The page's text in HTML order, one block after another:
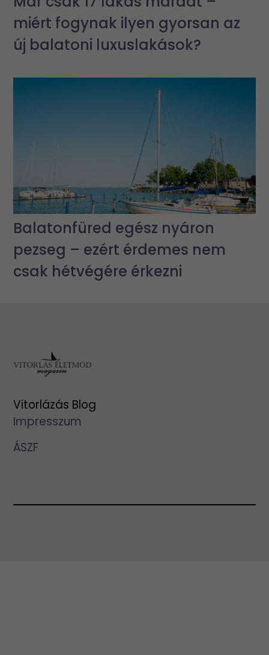
miért fogynak ilyen gyorsan az
új balatoni luxuslakások?
Balatonfüred egész nyáron
pezseg – ezért érdemes nem
csak hétvégére érkezni
Vitorlázás Blog
Impresszum
ÁSZF